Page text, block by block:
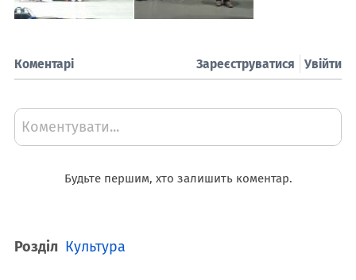
Коментарі Увійти
Зареєструватися
Коментувати...
Будьте першим, хто залишить коментар.
Розділ Культура